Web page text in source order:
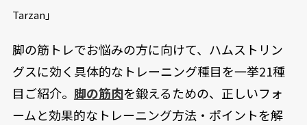
Tarzan」
脚の筋トレでお悩みの方に向けて、ハムストリン
グスに効く具体的なトレーニング種目を一挙21種
目ご紹介。 脚の筋肉を鍛えるための、正しいフォ
ームと効果的なトレーニング方法・ポイントを解